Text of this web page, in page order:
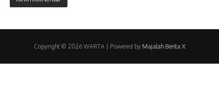
Copyright © 2026 WARTA | Powered by Majalah Berita X